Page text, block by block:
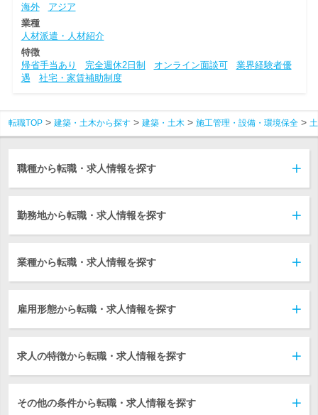
海外
アジア
業種
人材派遣・人材紹介
特徴
帰省手当あり
完全週休2日制 オンライン面談可
業界経験者優
遇
社宅・家賃補助制度
転職TOP 建築・土木から探す 建築・土木 施工管理・設備・環境保全
職種から転職・求人情報を探す
勤務地から転職・求人情報を探す
業種から転職・求人情報を探す
雇用形態から転職・求人情報を探す
求人の特徴から転職・求人情報を探す
その他の条件から転職・求人情報を探す